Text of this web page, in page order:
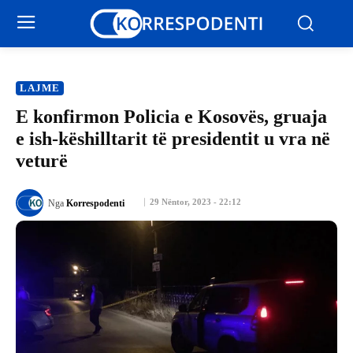
LAJME
E konfirmon Policia e Kosovës, gruaja
e ish-këshilltarit të presidentit u vra në
veturë
29 Nëntor, 2023 - 22:12
Nga Korrespodenti